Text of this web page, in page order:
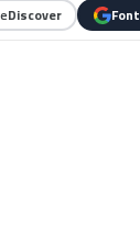
Discover